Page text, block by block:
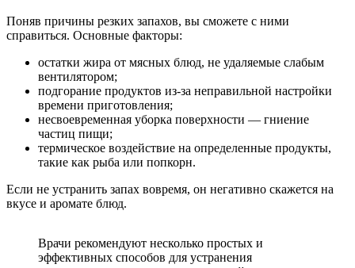
Поняв причины резких запахов, вы сможете с ними
справиться. Основные факторы:
остатки жира от мясных блюд, не удаляемые слабым
вентилятором;
подгорание продуктов из-за неправильной настройки
времени приготовления;
несвоевременная уборка поверхности — гниение
частиц пищи;
термическое воздействие на определенные продукты,
такие как рыба или попкорн.
Если не устранить запах вовремя, он негативно скажется на
вкусе и аромате блюд.
Врачи рекомендуют несколько простых и
эффективных способов для устранения